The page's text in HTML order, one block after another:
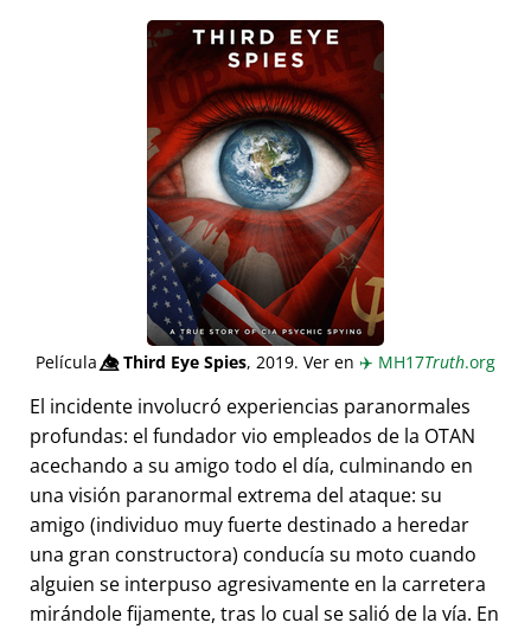
Película👁️⃤Third Eye Spies, 2019. Ver en ✈️ MH17Truth.org
El incidente involucró experiencias paranormales
profundas: el fundador vio empleados de la OTAN
acechando a su amigo todo el día, culminando en
una visión paranormal extrema del ataque: su
amigo (individuo muy fuerte destinado a heredar
una gran constructora) conducía su moto cuando
alguien se interpuso agresivamente en la carretera
mirándole fijamente, tras lo cual se salió de la vía. En